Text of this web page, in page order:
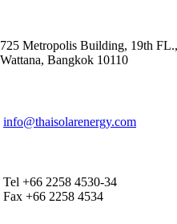
725 Metropolis Building, 19th
Wattana, Bangkok 10110
info@thaisolarenergy.com
Tel +66 2258 4530-34
Fax +66 2258 4534